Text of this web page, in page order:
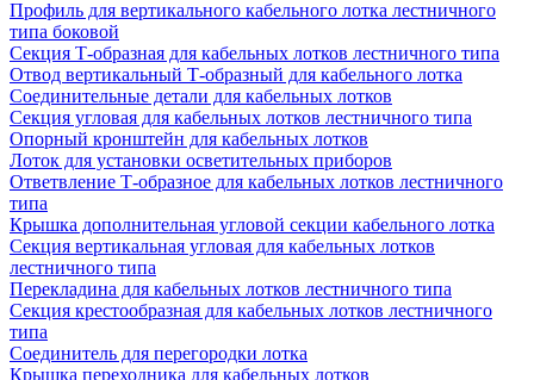
Профиль для вертикального кабельного лотка лестничного
типа боковой
Секция Т-образная для кабельных лотков лестничного типа
Отвод вертикальный Т-образный для кабельного лотка
Соединительные детали для кабельных лотков
Секция угловая для кабельных лотков лестничного типа
Опорный кронштейн для кабельных лотков
Лоток для установки осветительных приборов
Ответвление Т-образное для кабельных лотков лестничного
типа
Крышка дополнительная угловой секции кабельного лотка
Секция вертикальная угловая для кабельных лотков
лестничного типа
Перекладина для кабельных лотков лестничного типа
Секция крестообразная для кабельных лотков лестничного
типа
Соединитель для перегородки лотка
Крышка переходника для кабельных лотков